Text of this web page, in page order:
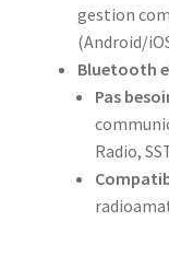
gestion
(Android/
Bluetooth
Pas
Radio,